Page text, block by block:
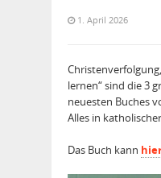
1. April 2026
lernen“ sind die 3
neuesten Buches
Alles in
Das Buch kann